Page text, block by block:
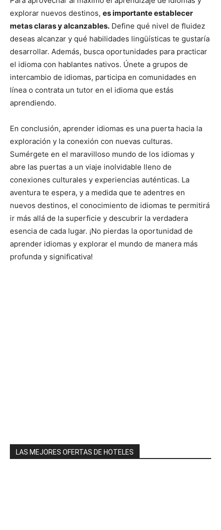
explorar nuevos destinos, es importante establecer
metas claras y alcanzables. Define qué nivel de fluidez
deseas alcanzar y qué habilidades lingüísticas te gustaría
desarrollar. Además, busca oportunidades para practicar
el idioma con hablantes nativos. Únete a grupos de
intercambio de idiomas, participa en comunidades en
línea o contrata un tutor en el idioma que estás
aprendiendo.
En conclusión, aprender idiomas es una puerta hacia la
exploración y la conexión con nuevas culturas.
Sumérgete en el maravilloso mundo de los idiomas y
abre las puertas a un viaje inolvidable lleno de
conexiones culturales y experiencias auténticas. La
aventura te espera, y a medida que te adentres en
nuevos destinos, el conocimiento de idiomas te permitirá
ir más allá de la superficie y descubrir la verdadera
esencia de cada lugar. ¡No pierdas la oportunidad de
aprender idiomas y explorar el mundo de manera más
profunda y significativa!
LAS MEJORES OFERTAS DE HOTELES